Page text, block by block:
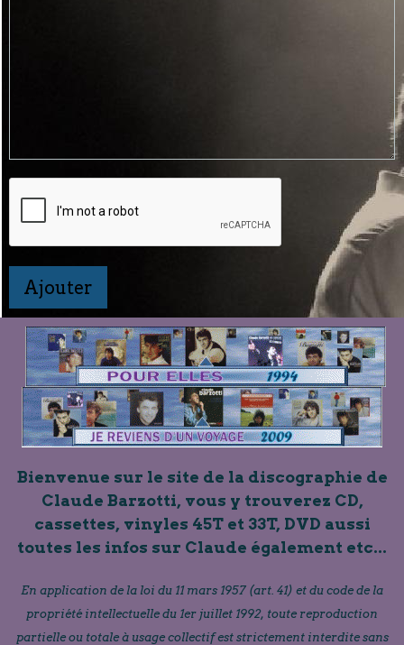
Ajouter
Bienvenue sur le site de la discographie de
Claude Barzotti, vous y trouverez CD,
cassettes, vinyles 45T et 33T, DVD aussi
toutes les infos sur Claude également etc...
En application de la loi du 11 mars 1957 (art. 41) et du code de la
propriété intellectuelle du 1er juillet 1992, toute reproduction
partielle ou totale à usage collectif est strictement interdite sans